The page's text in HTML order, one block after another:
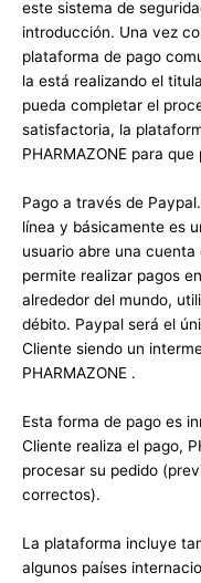
este sistema de
introducción. Una vez
plataforma de pago
la está realizando el
pueda completar el
satisfactoria, la
PHARMAZONE para
Pago a través de
línea y básicamente es
usuario abre una
permite realizar pagos
alrededor del mundo,
débito. Paypal será el
Cliente siendo un
PHARMAZONE .
Esta forma de pago es
Cliente realiza el pago,
procesar su pedido
correctos).
La plataforma incluye
algunos países